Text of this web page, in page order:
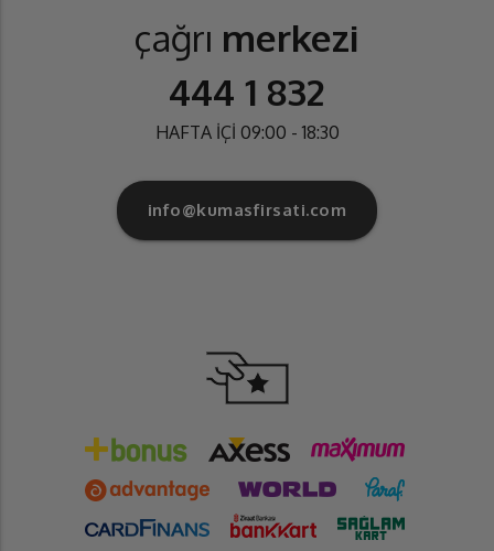
çağrı merkezi
444 1 832
HAFTA İÇİ 09:00 - 18:30
info@kumasfirsati.com